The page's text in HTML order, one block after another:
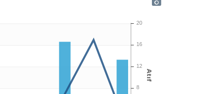
20
16
12
8
Atıf